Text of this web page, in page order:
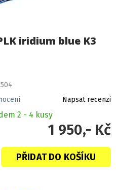
iridium blue K3
Napsat recenzi
2 - 4 kusy
1 950,- Kč
PŘIDAT DO KOŠÍKU